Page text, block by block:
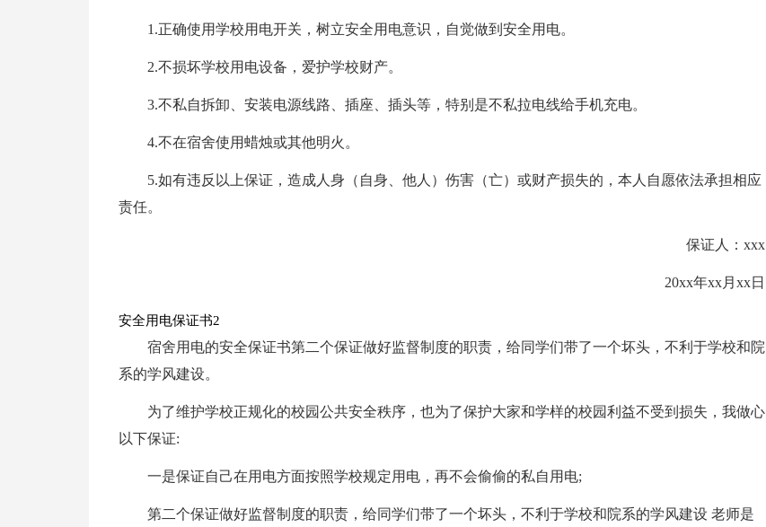
1.正确使用学校用电开关，树立安全用电意识，自觉做到安全用电。
2.不损坏学校用电设备，爱护学校财产。
3.不私自拆卸、安装电源线路、插座、插头等，特别是不私拉电线给手机充电。
4.不在宿舍使用蜡烛或其他明火。
5.如有违反以上保证，造成人身（自身、他人）伤害（亡）或财产损失的，本人自愿依法承担相应
责任。
保证人：xxx
20xx年xx月xx日
安全用电保证书2
宿舍用电的安全保证书第二个保证做好监督制度的职责，给同学们带了一个坏头，不利于学校和院
系的学风建设。
为了维护学校正规化的校园公共安全秩序，也为了保护大家和学样的校园利益不受到损失，我做心
以下保证:
一是保证自己在用电方面按照学校规定用电，再不会偷偷的私自用电;
第二个保证做好监督制度的职责，给同学们带了一个坏头，不利于学校和院系的学风建设 老师是